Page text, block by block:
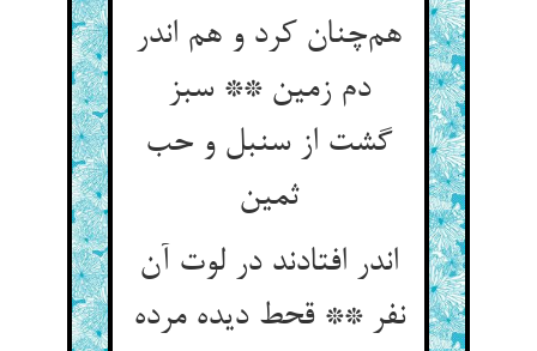
هم‌چنان کرد و هم اندر
دم زمین ** سبز
گشت از سنبل و حب
ثمین
اندر افتادند در لوت آن
نفر ** قحط دیده مرده